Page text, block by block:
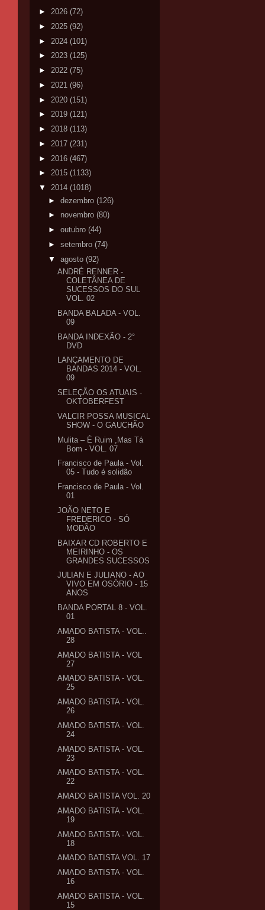
► 2026 (72)
► 2025 (92)
► 2024 (101)
► 2023 (125)
► 2022 (75)
► 2021 (96)
► 2020 (151)
► 2019 (121)
► 2018 (113)
► 2017 (231)
► 2016 (467)
► 2015 (1133)
▼ 2014 (1018)
► dezembro (126)
► novembro (80)
► outubro (44)
► setembro (74)
▼ agosto (92)
ANDRÉ RENNER -
COLETÂNEA DE
SUCESSOS DO SUL
VOL. 02
BANDA BALADA - VOL.
09
BANDA INDEXÃO - 2°
DVD
LANÇAMENTO DE
BANDAS 2014 - VOL.
09
SELEÇÃO OS ATUAIS -
OKTOBERFEST
VALCIR POSSA MUSICAL
SHOW - O GAUCHÃO
Mulita – É Ruim ,Mas Tá
Bom - VOL. 07
Francisco de Paula - Vol.
05 - Tudo é solidão
Francisco de Paula - Vol.
01
JOÃO NETO E
FREDERICO - SÓ
MODÃO
BAIXAR CD ROBERTO E
MEIRINHO - OS
GRANDES SUCESSOS
JULIAN E JULIANO - AO
VIVO EM OSÓRIO - 15
ANOS
BANDA PORTAL 8 - VOL.
01
AMADO BATISTA - VOL..
28
AMADO BATISTA - VOL
27
AMADO BATISTA - VOL.
25
AMADO BATISTA - VOL.
26
AMADO BATISTA - VOL.
24
AMADO BATISTA - VOL.
23
AMADO BATISTA - VOL.
22
AMADO BATISTA VOL. 20
AMADO BATISTA - VOL.
19
AMADO BATISTA - VOL.
18
AMADO BATISTA VOL. 17
AMADO BATISTA - VOL.
16
AMADO BATISTA - VOL.
15